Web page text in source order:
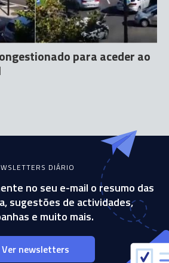
para aceder ao
DIÁRIO
no seu e-mail o resumo das
sugestões de actividades,
e muito mais.
Ver newsletters